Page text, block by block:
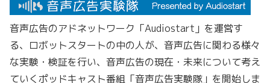
音声広告のアドネットワーク「Audiostart」を運営す
る、ロボットスタートの中の人が、音声広告に関わる様々
な実験・検証を行い、音声広告の現在・未来について考え
ていくポッドキャスト番組「音声広告実験隊」を開始しま